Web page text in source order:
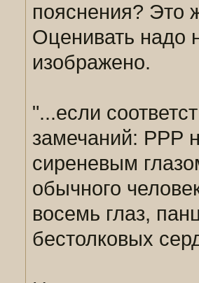
пояснения? Это
Оценивать надо
изображено.
"...если
замечаний: РРР
сиреневым
обычного
восемь глаз,
бестолковых